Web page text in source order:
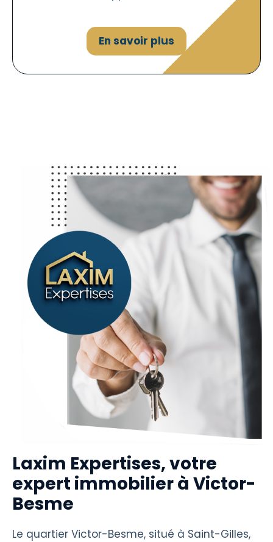
En savoir plus
Laxim Expertises, votre
expert immobilier à Victor-
Besme
Le quartier Victor-Besme, situé à Saint-Gilles,